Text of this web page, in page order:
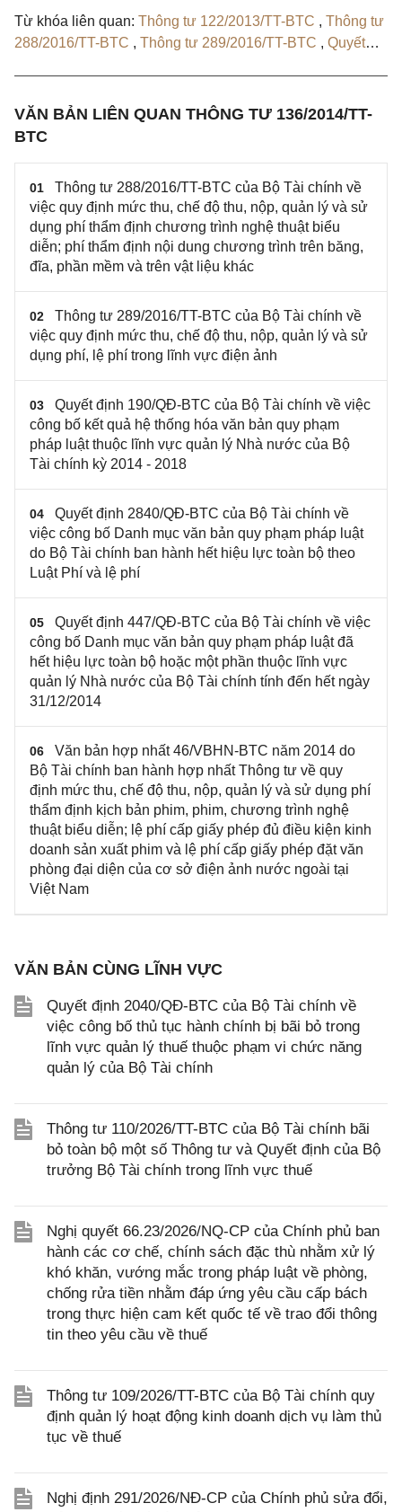
Từ khóa liên quan: Thông tư 122/2013/TT-BTC , Thông tư
288/2016/TT-BTC , Thông tư 289/2016/TT-BTC , Quyết
VĂN BẢN LIÊN QUAN THÔNG TƯ 136/2014/TT-
BTC
01
Thông tư 288/2016/TT-BTC của Bộ Tài chính về
việc quy định mức thu, chế độ thu, nộp, quản lý và sử
dụng phí thẩm định chương trình nghệ thuật biểu
diễn; phí thẩm định nội dung chương trình trên băng,
đĩa, phần mềm và trên vật liệu khác
02
Thông tư 289/2016/TT-BTC của Bộ Tài chính về
việc quy định mức thu, chế độ thu, nộp, quản lý và sử
dụng phí, lệ phí trong lĩnh vực điện ảnh
03
Quyết định 190/QĐ-BTC của Bộ Tài chính về việc
công bố kết quả hệ thống hóa văn bản quy phạm
pháp luật thuộc lĩnh vực quản lý Nhà nước của Bộ
Tài chính kỳ 2014 - 2018
04
Quyết định 2840/QĐ-BTC của Bộ Tài chính về
việc công bố Danh mục văn bản quy phạm pháp luật
do Bộ Tài chính ban hành hết hiệu lực toàn bộ theo
Luật Phí và lệ phí
05
Quyết định 447/QĐ-BTC của Bộ Tài chính về việc
công bố Danh mục văn bản quy phạm pháp luật đã
hết hiệu lực toàn bộ hoặc một phần thuộc lĩnh vực
quản lý Nhà nước của Bộ Tài chính tính đến hết ngày
31/12/2014
06
Văn bản hợp nhất 46/VBHN-BTC năm 2014 do
Bộ Tài chính ban hành hợp nhất Thông tư về quy
định mức thu, chế độ thu, nộp, quản lý và sử dụng phí
thẩm định kịch bản phim, phim, chương trình nghệ
thuật biểu diễn; lệ phí cấp giấy phép đủ điều kiện kinh
doanh sản xuất phim và lệ phí cấp giấy phép đặt văn
phòng đại diện của cơ sở điện ảnh nước ngoài tại
Việt Nam
VĂN BẢN CÙNG LĨNH VỰC
Quyết định 2040/QĐ-BTC của Bộ Tài chính về
việc công bố thủ tục hành chính bị bãi bỏ trong
lĩnh vực quản lý thuế thuộc phạm vi chức năng
quản lý của Bộ Tài chính
Thông tư 110/2026/TT-BTC của Bộ Tài chính bãi
bỏ toàn bộ một số Thông tư và Quyết định của Bộ
trưởng Bộ Tài chính trong lĩnh vực thuế
Nghị quyết 66.23/2026/NQ-CP của Chính phủ ban
hành các cơ chế, chính sách đặc thù nhằm xử lý
khó khăn, vướng mắc trong pháp luật về phòng,
chống rửa tiền nhằm đáp ứng yêu cầu cấp bách
trong thực hiện cam kết quốc tế về trao đổi thông
tin theo yêu cầu về thuế
Thông tư 109/2026/TT-BTC của Bộ Tài chính quy
định quản lý hoạt động kinh doanh dịch vụ làm thủ
tục về thuế
Nghị định 291/2026/NĐ-CP của Chính phủ sửa đổi,